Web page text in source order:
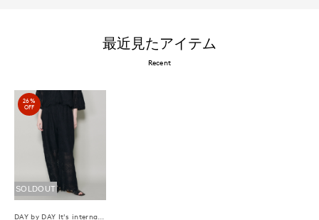
最近見たアイテム
Recent
26%
OFF
SOLDOUT